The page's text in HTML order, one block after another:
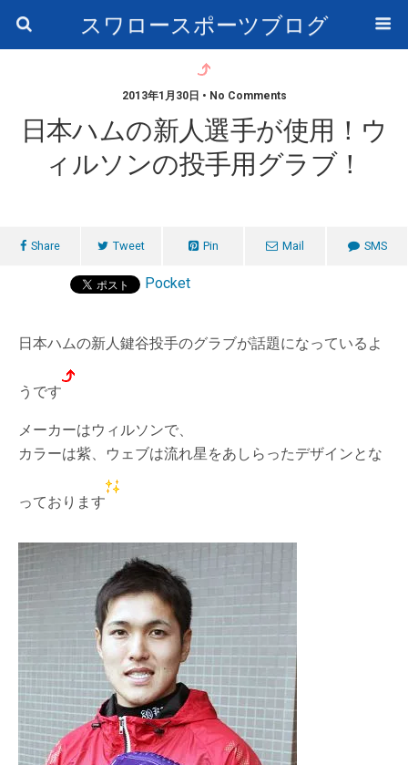
スワロースポーツブログ
2013年1月30日 • No Comments
日本ハムの新人選手が使用！ウ
ィルソンの投手用グラブ！
Share Tweet Pin Mail SMS
Pocket
日本ハムの新人鍵谷投手のグラブが話題になっているよ
うです
メーカーはウィルソンで、
カラーは紫、ウェブは流れ星をあしらったデザインとな
っております